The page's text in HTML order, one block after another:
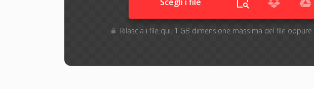
Rilascia i file qui. 1 GB dimensione massima del file oppure